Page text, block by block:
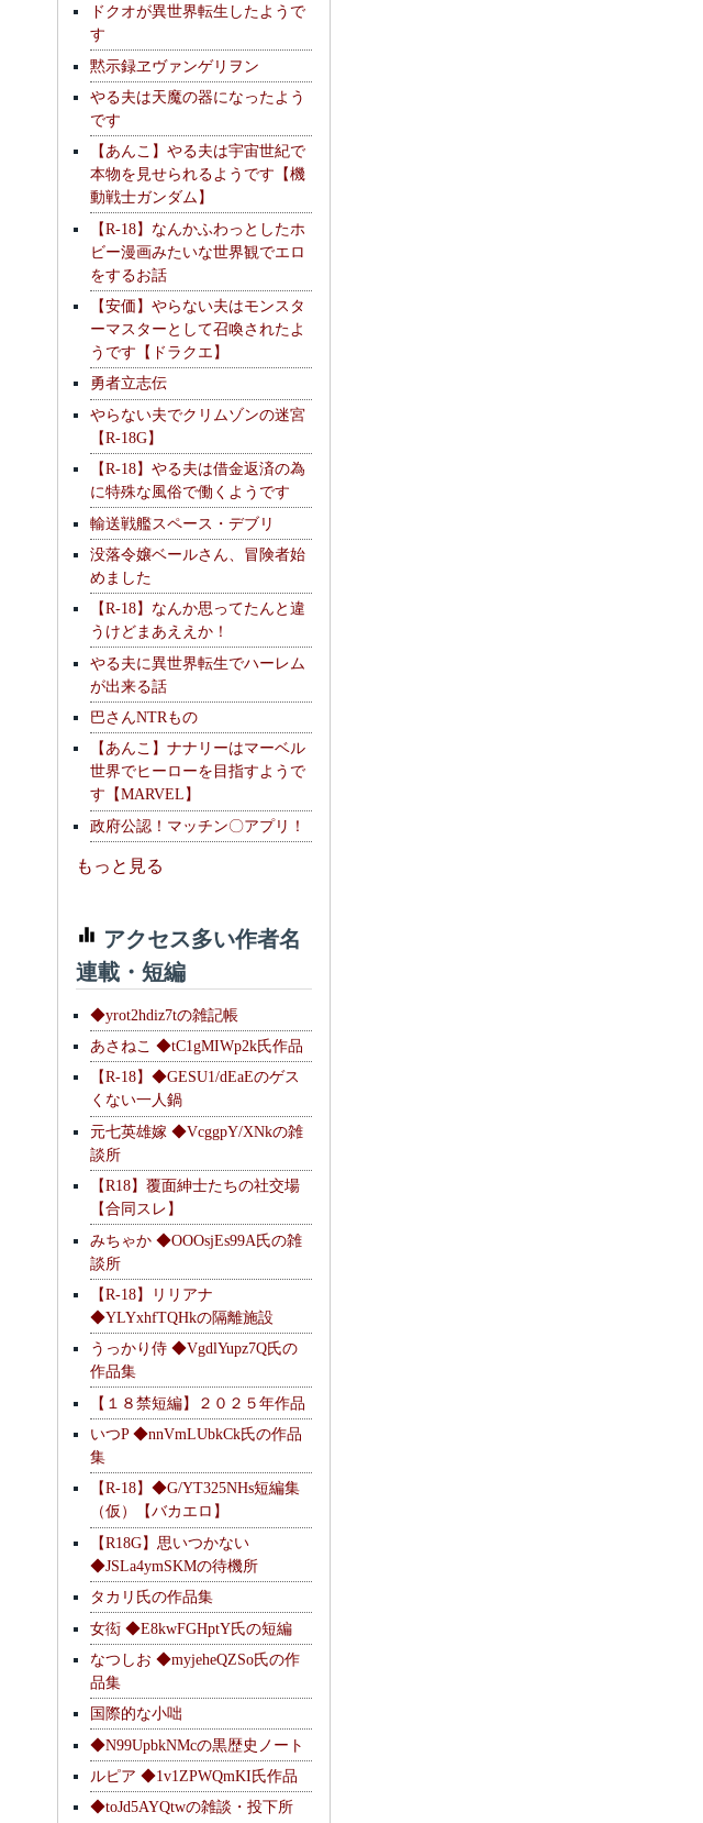
ドクオが異世界転生したようで
す
黙示録ヱヴァンゲリヲン
やる夫は天魔の器になったよう
です
【あんこ】やる夫は宇宙世紀で
本物を見せられるようです【機
動戦士ガンダム】
【R-18】なんかふわっとしたホ
ビー漫画みたいな世界観でエロ
をするお話
【安価】やらない夫はモンスタ
ーマスターとして召喚されたよ
うです【ドラクエ】
勇者立志伝
やらない夫でクリムゾンの迷宮
【R-18G】
【R-18】やる夫は借金返済の為
に特殊な風俗で働くようです
輸送戦艦スペース・デブリ
没落令嬢ベールさん、冒険者始
めました
【R-18】なんか思ってたんと違
うけどまあええか！
やる夫に異世界転生でハーレム
が出来る話
巴さんNTRもの
【あんこ】ナナリーはマーベル
世界でヒーローを目指すようで
す【MARVEL】
政府公認！マッチン〇アプリ！
もっと見る
アクセス多い作者名
連載・短編
◆yrot2hdiz7tの雑記帳
あさねこ ◆tC1gMIWp2k氏作品
【R-18】◆GESU1/dEaEのゲス
くない一人鍋
元七英雄嫁 ◆VcggpY/XNkの雑
談所
【R18】覆面紳士たちの社交場
【合同スレ】
みちゃか ◆OOOsjEs99A氏の雑
談所
【R-18】リリアナ
◆YLYxhfTQHkの隔離施設
うっかり侍 ◆VgdlYupz7Q氏の
作品集
【１８禁短編】２０２５年作品
いつP ◆nnVmLUbkCk氏の作品
集
【R-18】◆G/YT325NHs短編集
（仮）【バカエロ】
【R18G】思いつかない
◆JSLa4ymSKMの待機所
タカリ氏の作品集
女衒 ◆E8kwFGHptY氏の短編
なつしお ◆myjeheQZSo氏の作
品集
国際的な小咄
◆N99UpbkNMcの黒歴史ノート
ルピア ◆1v1ZPWQmKI氏作品
◆toJd5AYQtwの雑談・投下所